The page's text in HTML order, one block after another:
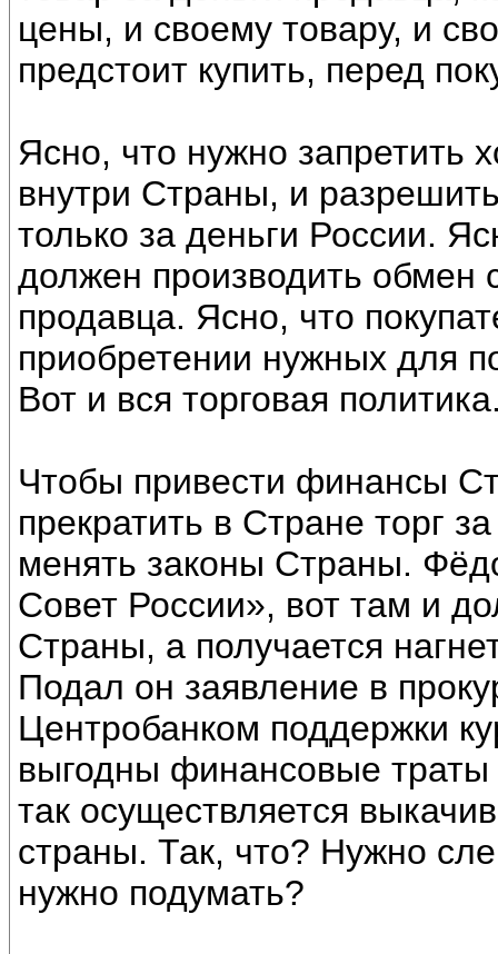
цены, и своему товару, и
предстоит купить, перед
Ясно, что нужно запретить
внутри Страны, и
только за деньги России.
должен производить обмен
продавца. Ясно, что
приобретении нужных для
Вот и вся торговая
Чтобы привести финансы
прекратить в Стране торг
менять законы Страны.
Совет России», вот там и
Страны, а получается
Подал он заявление в
Центробанком поддержки
выгодны финансовые траты
так осуществляется
страны. Так, что? Нужно
нужно подумать?